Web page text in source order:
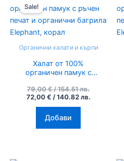
Sale!
Органични халати и кърпи
Халат от 100%
органичен памук с
органични багрила
Elephant, корал
79,00€/ 154.51 лв.
was:
79,00 €
/
72,00€ / 140.82 лв.
е:
72,00 €
/
Добави